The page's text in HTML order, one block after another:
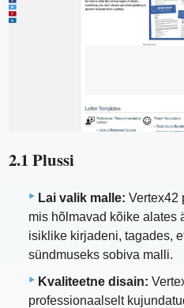
2.1 Plussi
Lai valik malle: Vertex42
mis hõlmavad kõike alates
isiklike kirjadeni, tagades,
sündmuseks sobiva malli.
Kvaliteetne disain:
professionaalselt